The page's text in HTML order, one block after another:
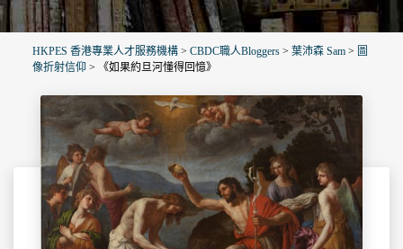
HKPES 香港專業人才服務機構 > CBDC職人Bloggers > 葉沛森 Sam > 圖
像折射信仰 > 《如果約旦河懂得回憶》